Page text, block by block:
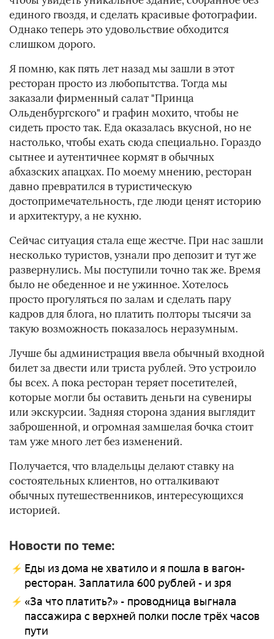
единого гвоздя, и сделать красивые фотографии.
Однако теперь это удовольствие обходится
слишком дорого.
Я помню, как пять лет назад мы зашли в этот
ресторан просто из любопытства. Тогда мы
заказали фирменный салат "Принца
Ольденбургского" и графин мохито, чтобы не
сидеть просто так. Еда оказалась вкусной, но не
настолько, чтобы ехать сюда специально. Гораздо
сытнее и аутентичнее кормят в обычных
абхазских апацхах. По моему мнению, ресторан
давно превратился в туристическую
достопримечательность, где люди ценят историю
и архитектуру, а не кухню.
Сейчас ситуация стала еще жестче. При нас зашли
несколько туристов, узнали про депозит и тут же
развернулись. Мы поступили точно так же. Время
было не обеденное и не ужинное. Хотелось
просто прогуляться по залам и сделать пару
кадров для блога, но платить полторы тысячи за
такую возможность показалось неразумным.
Лучше бы администрация ввела обычный входной
билет за двести или триста рублей. Это устроило
бы всех. А пока ресторан теряет посетителей,
которые могли бы оставить деньги на сувениры
или экскурсии. Задняя сторона здания выглядит
заброшенной, и огромная замшелая бочка стоит
там уже много лет без изменений.
Получается, что владельцы делают ставку на
состоятельных клиентов, но отталкивают
обычных путешественников, интересующихся
историей.
Новости по теме:
Еды из дома не хватило и я пошла в вагон-
ресторан. Заплатила 600 рублей - и зря
«За что платить?» - проводница выгнала
пассажира с верхней полки после трёх часов
пути